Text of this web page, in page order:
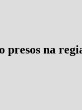
presos na